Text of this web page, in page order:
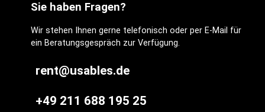
Sie haben Fragen?
Wir stehen Ihnen gerne telefonisch oder per E-Mail für
ein Beratungsgespräch zur Verfügung.
rent@usables.de
+49 211 688 195 25